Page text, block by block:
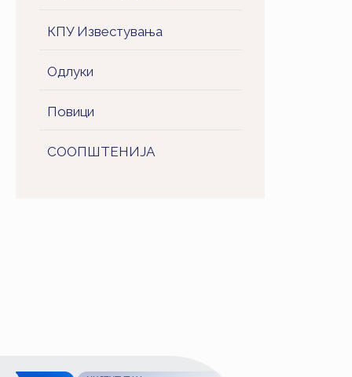
КПУ Известувања
Одлуки
Повици
СООПШТЕНИJA